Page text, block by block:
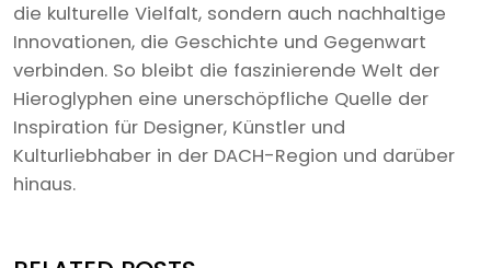
die kulturelle Vielfalt, sondern auch nachhaltige
Innovationen, die Geschichte und Gegenwart
verbinden. So bleibt die faszinierende Welt der
Hieroglyphen eine unerschöpfliche Quelle der
Inspiration für Designer, Künstler und
Kulturliebhaber in der DACH-Region und darüber
hinaus.